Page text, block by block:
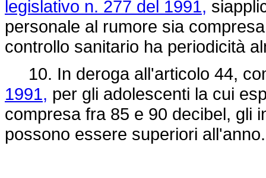
legislativo n. 277 del 1991,
personale al rumore sia
controllo sanitario ha periodicità
10. In deroga all'articolo 44,
1991, per gli adolescenti la cui
compresa fra 85 e 90 decibel, gli
possono essere superiori all'anno.